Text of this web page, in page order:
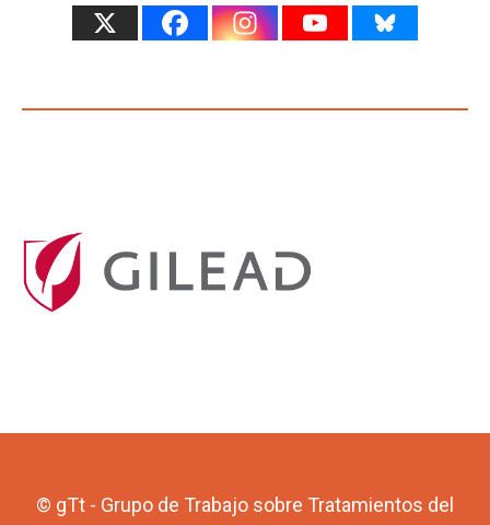
© gTt - Grupo de Trabajo sobre Tratamientos del